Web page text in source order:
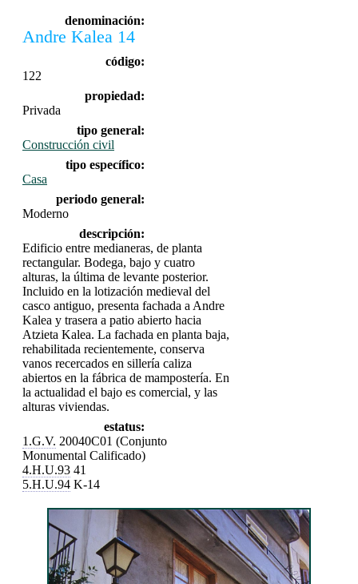
denominación:
Andre Kalea 14
código:
122
propiedad:
Privada
tipo general:
Construcción civil
tipo específico:
Casa
periodo general:
Moderno
descripción:
Edificio entre medianeras, de planta
rectangular. Bodega, bajo y cuatro
alturas, la última de levante posterior.
Incluido en la lotización medieval del
casco antiguo, presenta fachada a Andre
Kalea y trasera a patio abierto hacia
Atzieta Kalea. La fachada en planta baja,
rehabilitada recientemente, conserva
vanos recercados en sillería caliza
abiertos en la fábrica de mampostería. En
la actualidad el bajo es comercial, y las
alturas viviendas.
estatus:
1.G.V. 20040C01 (Conjunto
Monumental Calificado)
4.H.U.93 41
5.H.U.94 K-14